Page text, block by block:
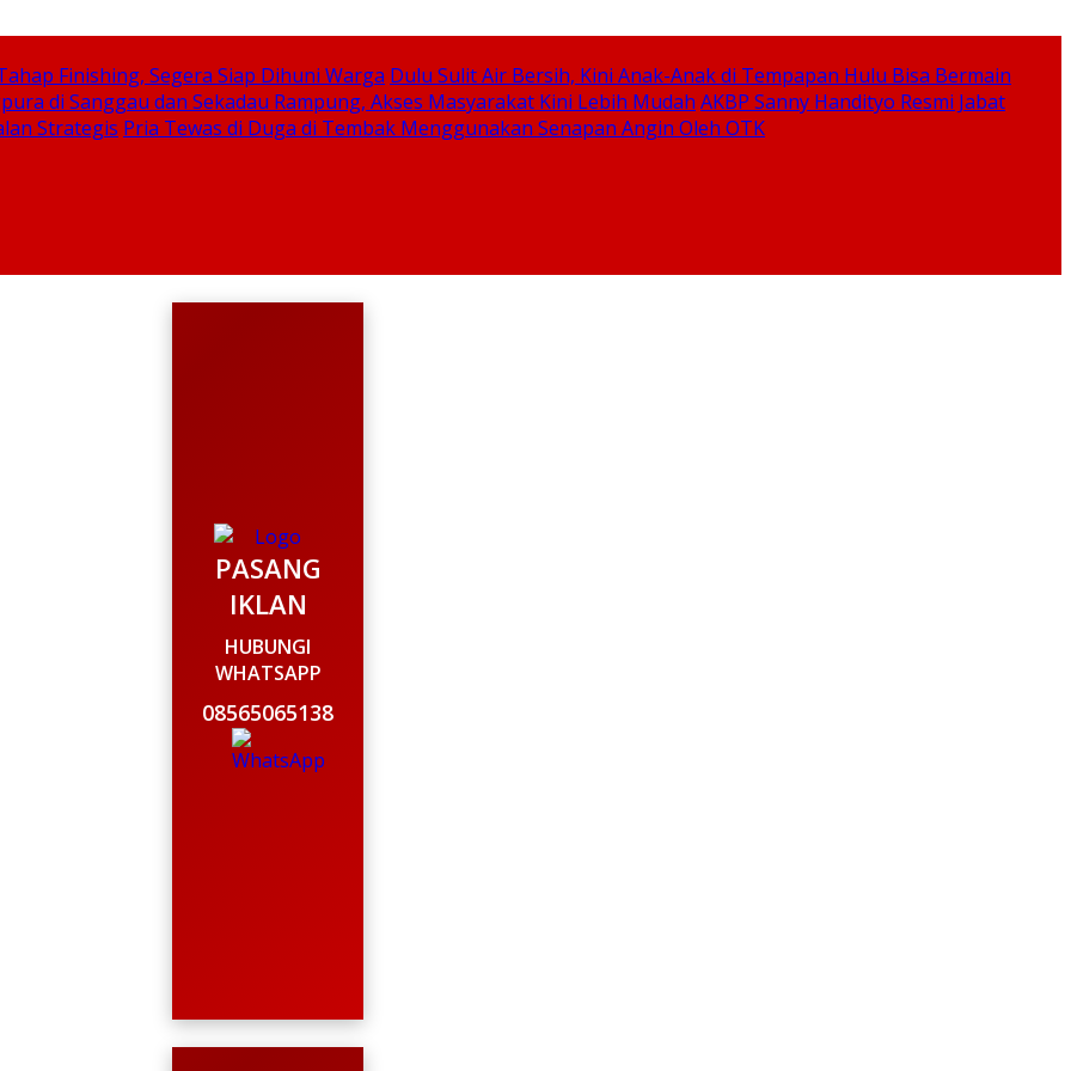
Finishing, Segera Siap Dihuni Warga Dulu Sulit Air Bersih, Kini Anak-Anak di Tempapan Hulu Bisa Bermain
di Sanggau dan Sekadau Rampung, Akses Masyarakat Kini Lebih Mudah AKBP Sanny Handityo Resmi Jabat
Strategis Pria Tewas di Duga di Tembak Menggunakan Senapan Angin Oleh OTK
PASANG
IKLAN
HUBUNGI
WHATSAPP
08565065138